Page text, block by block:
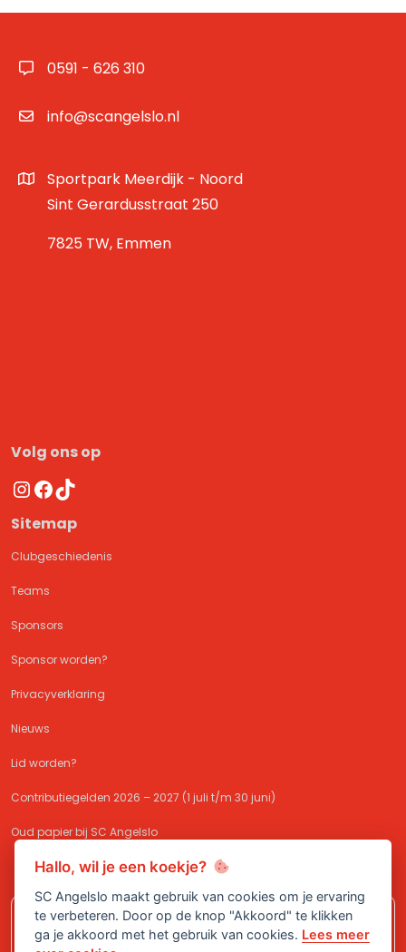
0591 - 626 310
info@scangelslo.nl
Sportpark Meerdijk - Noord
Sint Gerardusstraat 250
7825 TW, Emmen
Volg ons op
Instagram
Facebook
TikTok
Sitemap
Clubgeschiedenis
Teams
Sponsors
Sponsor worden?
Privacyverklaring
Nieuws
Lid worden?
Contributiegelden 2026 – 2027 (1 juli t/m 30 juni)
Oud papier bij SC Angelslo
Meld je aan bij SC Angelslo en sluit je
Hallo, wil je een koekje?
SC Angelslo maakt gebruik van cookies om je ervaring
te verbeteren. Door op de knop "Akkoord" te klikken
ga je akkoord met het gebruik van cookies. Lees meer